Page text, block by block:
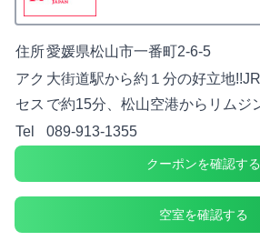
住所愛媛県松山市一番町2-6-5
アク
セス
大街道駅から約１分の好立地
で約15分、松山空港からリムジ
Tel
089-913-1355
クーポンを確認する
空室を確認する